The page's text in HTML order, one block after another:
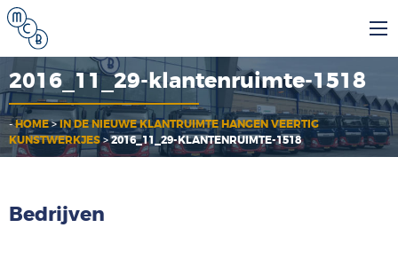
2016_11_29-klantenruimte-1518
-HOME>IN DE NIEUWE KLANTRUIMTE HANGEN VEERTIG
KUNSTWERKJES>2016_11_29-KLANTENRUIMTE-1518
Bedrijven